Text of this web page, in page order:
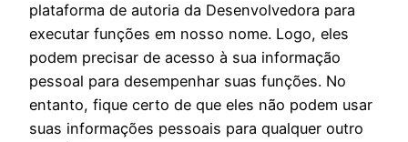
plataforma de autoria da Desenvolvedora para
executar funções em nosso nome. Logo, eles
podem precisar de acesso à sua informação
pessoal para desempenhar suas funções. No
entanto, fique certo de que eles não podem usar
suas informações pessoais para qualquer outro